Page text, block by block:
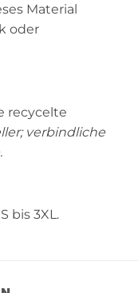
Material
oder
recycelte
verbindliche
bis 3XL.